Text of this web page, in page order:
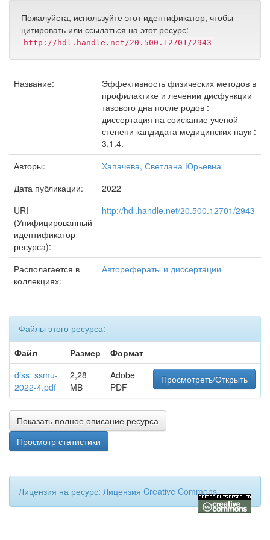
Пожалуйста, используйте этот идентификатор, чтобы
цитировать или ссылаться на этот ресурс:
http://hdl.handle.net/20.500.12701/2943
Название:
Эффективность физических методов в
профилактике и лечении дисфункции
тазового дна после родов :
диссертация на соискание ученой
степени кандидата медицинских наук :
3.1.4.
Авторы:
Хапачева, Светлана Юрьевна
Дата публикации:
2022
URI
(Унифицированный
идентификатор
ресурса):
http://hdl.handle.net/20.500.12701/2943
Располагается в
коллекциях:
Авторефераты и диссертации
Файлы этого ресурса:
Файл
Размер
Формат
diss_ssmu-
2022-4.pdf
2,28
MB
Adobe
PDF
Просмотреть/Открыть
Показать полное описание ресурса
Просмотр статистики
Лицензия на ресурс: Лицензия Creative Commons